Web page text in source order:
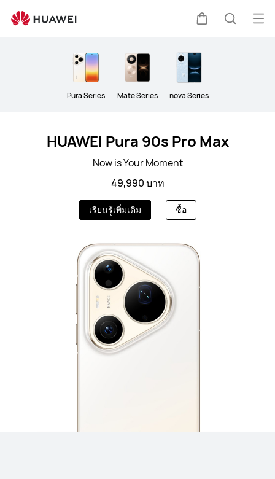
ร์ท
เปิด
Pura Series Mate Series nova Series
HUAWEI Pura 90s Pro Max
Now is Your Moment
49,990 บาท
เรียนรู้เพิ่มเติม ซื้อ